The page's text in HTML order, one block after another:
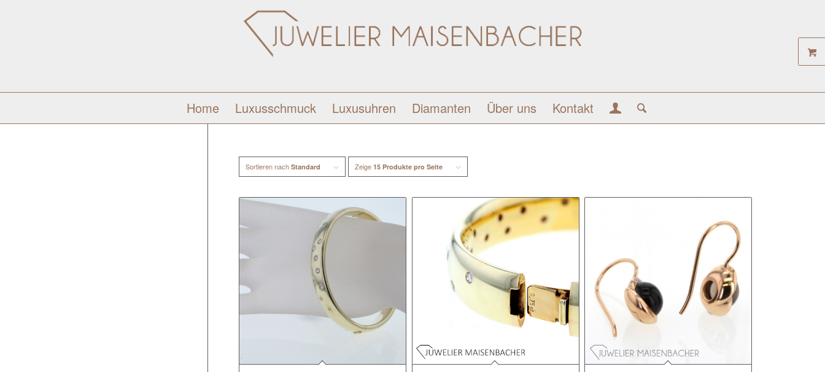
Home Luxusschmuck Luxusuhren Diamanten Über uns Kontakt
Sortieren nachStandard Zeige15 Produkte pro Seite